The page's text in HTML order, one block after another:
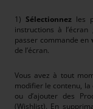
1) Sélectionnezles
instructions à
passer commande en
de l’écran.
Vous avez à tout
modifier le contenu, la
ou d’ajouter des
(Wishlist). En